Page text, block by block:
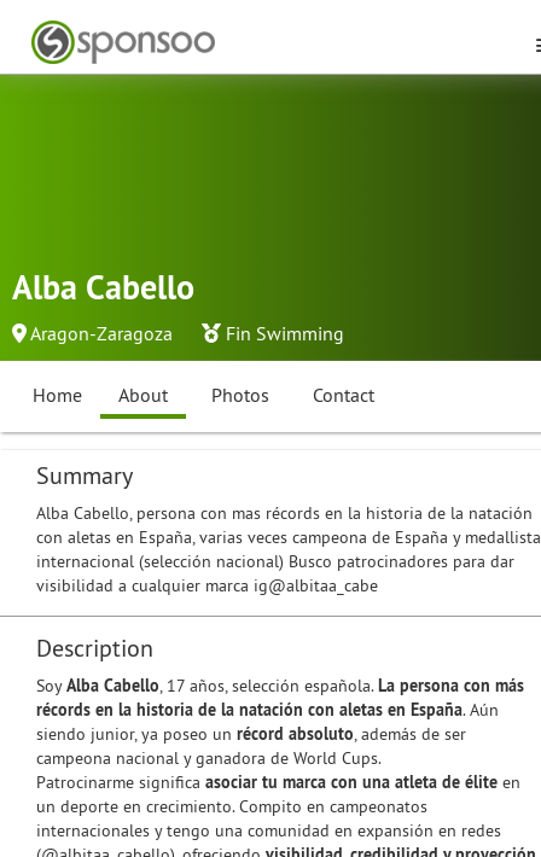
Alba Cabello
Aragon-Zaragoza Fin Swimming
Home About Photos Contact
Summary
Alba Cabello, persona con mas récords en la historia de la natación
con aletas en España, varias veces campeona de España y medallista
internacional (selección nacional) Busco patrocinadores para dar
visibilidad a cualquier marca ig@albitaa_cabe
Description
SoyAlba Cabello, 17 años, selección española.La persona con más
récords en la historia de la natación con aletas en España. Aún
siendo junior, ya poseo un récord absoluto, además de ser
campeona nacional y ganadora de World Cups.
Patrocinarme significa asociar tu marca con una atleta de élite en
un deporte en crecimiento. Compito en campeonatos
internacionales y tengo una comunidad en expansión en redes